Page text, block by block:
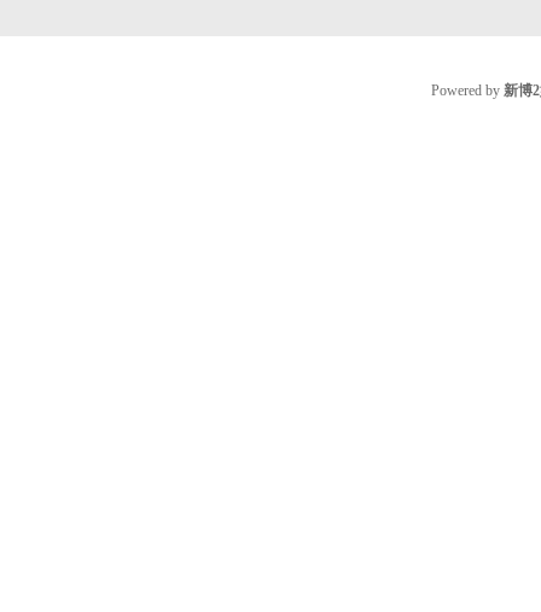
Powered by 新博